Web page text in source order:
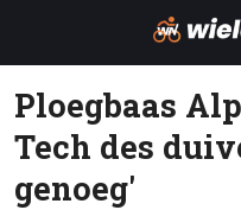
Ploegbaas
Tech des
genoeg'